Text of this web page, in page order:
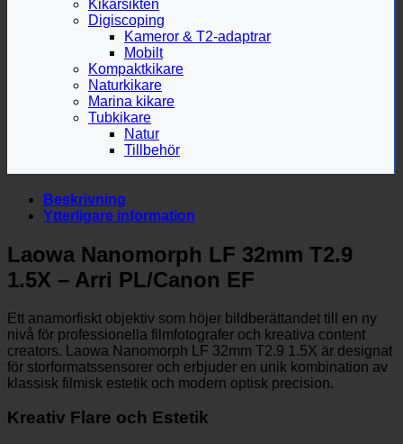
Kikarsikten
Digiscoping
Kameror & T2-adaptrar
Mobilt
Kompaktkikare
Naturkikare
Marina kikare
Tubkikare
Natur
Tillbehör
Beskrivning
Ytterligare information
Laowa Nanomorph LF 32mm T2.9
1.5X – Arri PL/Canon EF
Ett anamorfiskt objektiv som höjer bildberättandet till en ny
nivå för professionella filmfotografer och kreativa content
creators. Laowa Nanomorph LF 32mm T2.9 1.5X är designat
för storformatssensorer och erbjuder en unik kombination av
klassisk filmisk estetik och modern optisk precision.
Kreativ Flare och Estetik